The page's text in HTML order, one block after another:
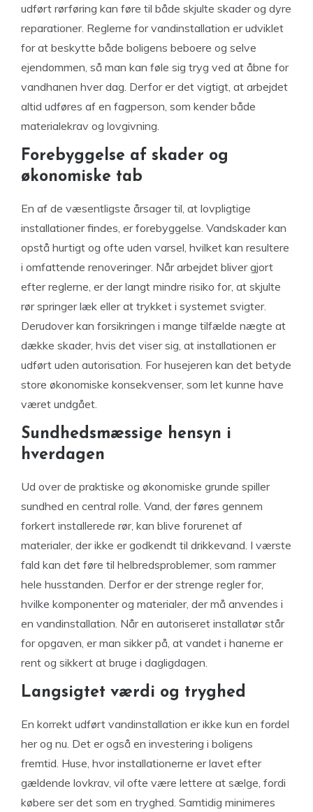
udført rørføring kan føre til både skjulte skader og dyre
reparationer. Reglerne for vandinstallation er udviklet
for at beskytte både boligens beboere og selve
ejendommen, så man kan føle sig tryg ved at åbne for
vandhanen hver dag. Derfor er det vigtigt, at arbejdet
altid udføres af en fagperson, som kender både
materialekrav og lovgivning.
Forebyggelse af skader og
økonomiske tab
En af de væsentligste årsager til, at lovpligtige
installationer findes, er forebyggelse. Vandskader kan
opstå hurtigt og ofte uden varsel, hvilket kan resultere
i omfattende renoveringer. Når arbejdet bliver gjort
efter reglerne, er der langt mindre risiko for, at skjulte
rør springer læk eller at trykket i systemet svigter.
Derudover kan forsikringen i mange tilfælde nægte at
dække skader, hvis det viser sig, at installationen er
udført uden autorisation. For husejeren kan det betyde
store økonomiske konsekvenser, som let kunne have
været undgået.
Sundhedsmæssige hensyn i
hverdagen
Ud over de praktiske og økonomiske grunde spiller
sundhed en central rolle. Vand, der føres gennem
forkert installerede rør, kan blive forurenet af
materialer, der ikke er godkendt til drikkevand. I værste
fald kan det føre til helbredsproblemer, som rammer
hele husstanden. Derfor er der strenge regler for,
hvilke komponenter og materialer, der må anvendes i
en vandinstallation. Når en autoriseret installatør står
for opgaven, er man sikker på, at vandet i hanerne er
rent og sikkert at bruge i dagligdagen.
Langsigtet værdi og tryghed
En korrekt udført vandinstallation er ikke kun en fordel
her og nu. Det er også en investering i boligens
fremtid. Huse, hvor installationerne er lavet efter
gældende lovkrav, vil ofte være lettere at sælge, fordi
købere ser det som en tryghed. Samtidig minimeres